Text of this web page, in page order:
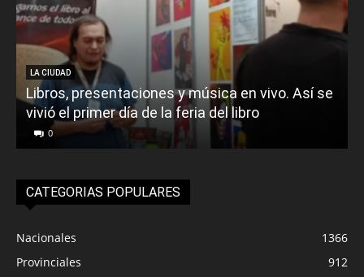
LA CIUDAD
Libros, presentaciones y música en vivo. Así se
vivió el primer día de la feria del libro
0
CATEGORIAS POPULARES
Nacionales
1366
Provinciales
912